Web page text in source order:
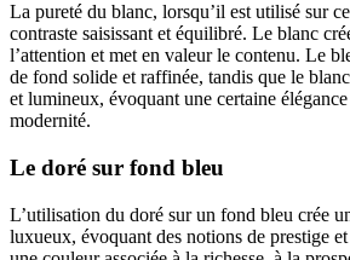
La pureté du blanc, lorsqu’il est utilisé sur ce fond bleu, crée un
contraste saisissant et équilibré. Le blanc
l’attention et met en valeur le contenu. Le
de fond solide et raffinée, tandis que le
et lumineux, évoquant une certaine
modernité.
Le doré sur fond bleu
L’utilisation du doré sur un fond bleu crée
luxueux, évoquant des notions de prestige